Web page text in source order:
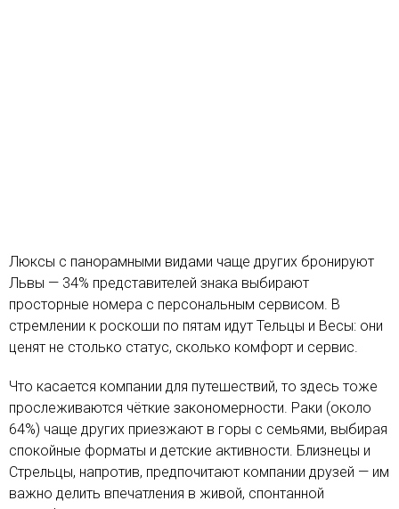
Люксы с панорамными видами чаще других бронируют
Львы — 34% представителей знака выбирают
просторные номера с персональным сервисом. В
стремлении к роскоши по пятам идут Тельцы и Весы: они
ценят не столько статус, сколько комфорт и сервис.
Что касается компании для путешествий, то здесь тоже
прослеживаются чёткие закономерности. Раки (около
64%) чаще других приезжают в горы с семьями, выбирая
спокойные форматы и детские активности. Близнецы и
Стрельцы, напротив, предпочитают компании друзей — им
важно делить впечатления в живой, спонтанной